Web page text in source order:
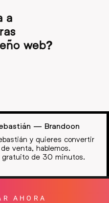
a
web?
— Brandoon
y quieres convertir
venta, hablemos.
gratuito de 30 minutos.
AHORA